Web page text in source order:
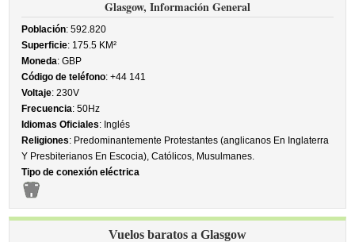
Glasgow, Información General
Población: 592.820
Superficie: 175.5 KM²
Moneda: GBP
Código de teléfono: +44 141
Voltaje: 230V
Frecuencia: 50Hz
Idiomas Oficiales: Inglés
Religiones: Predominantemente Protestantes (anglicanos En Inglaterra
Y Presbiterianos En Escocia), Católicos, Musulmanes.
Tipo de conexión eléctrica
Vuelos baratos a Glasgow